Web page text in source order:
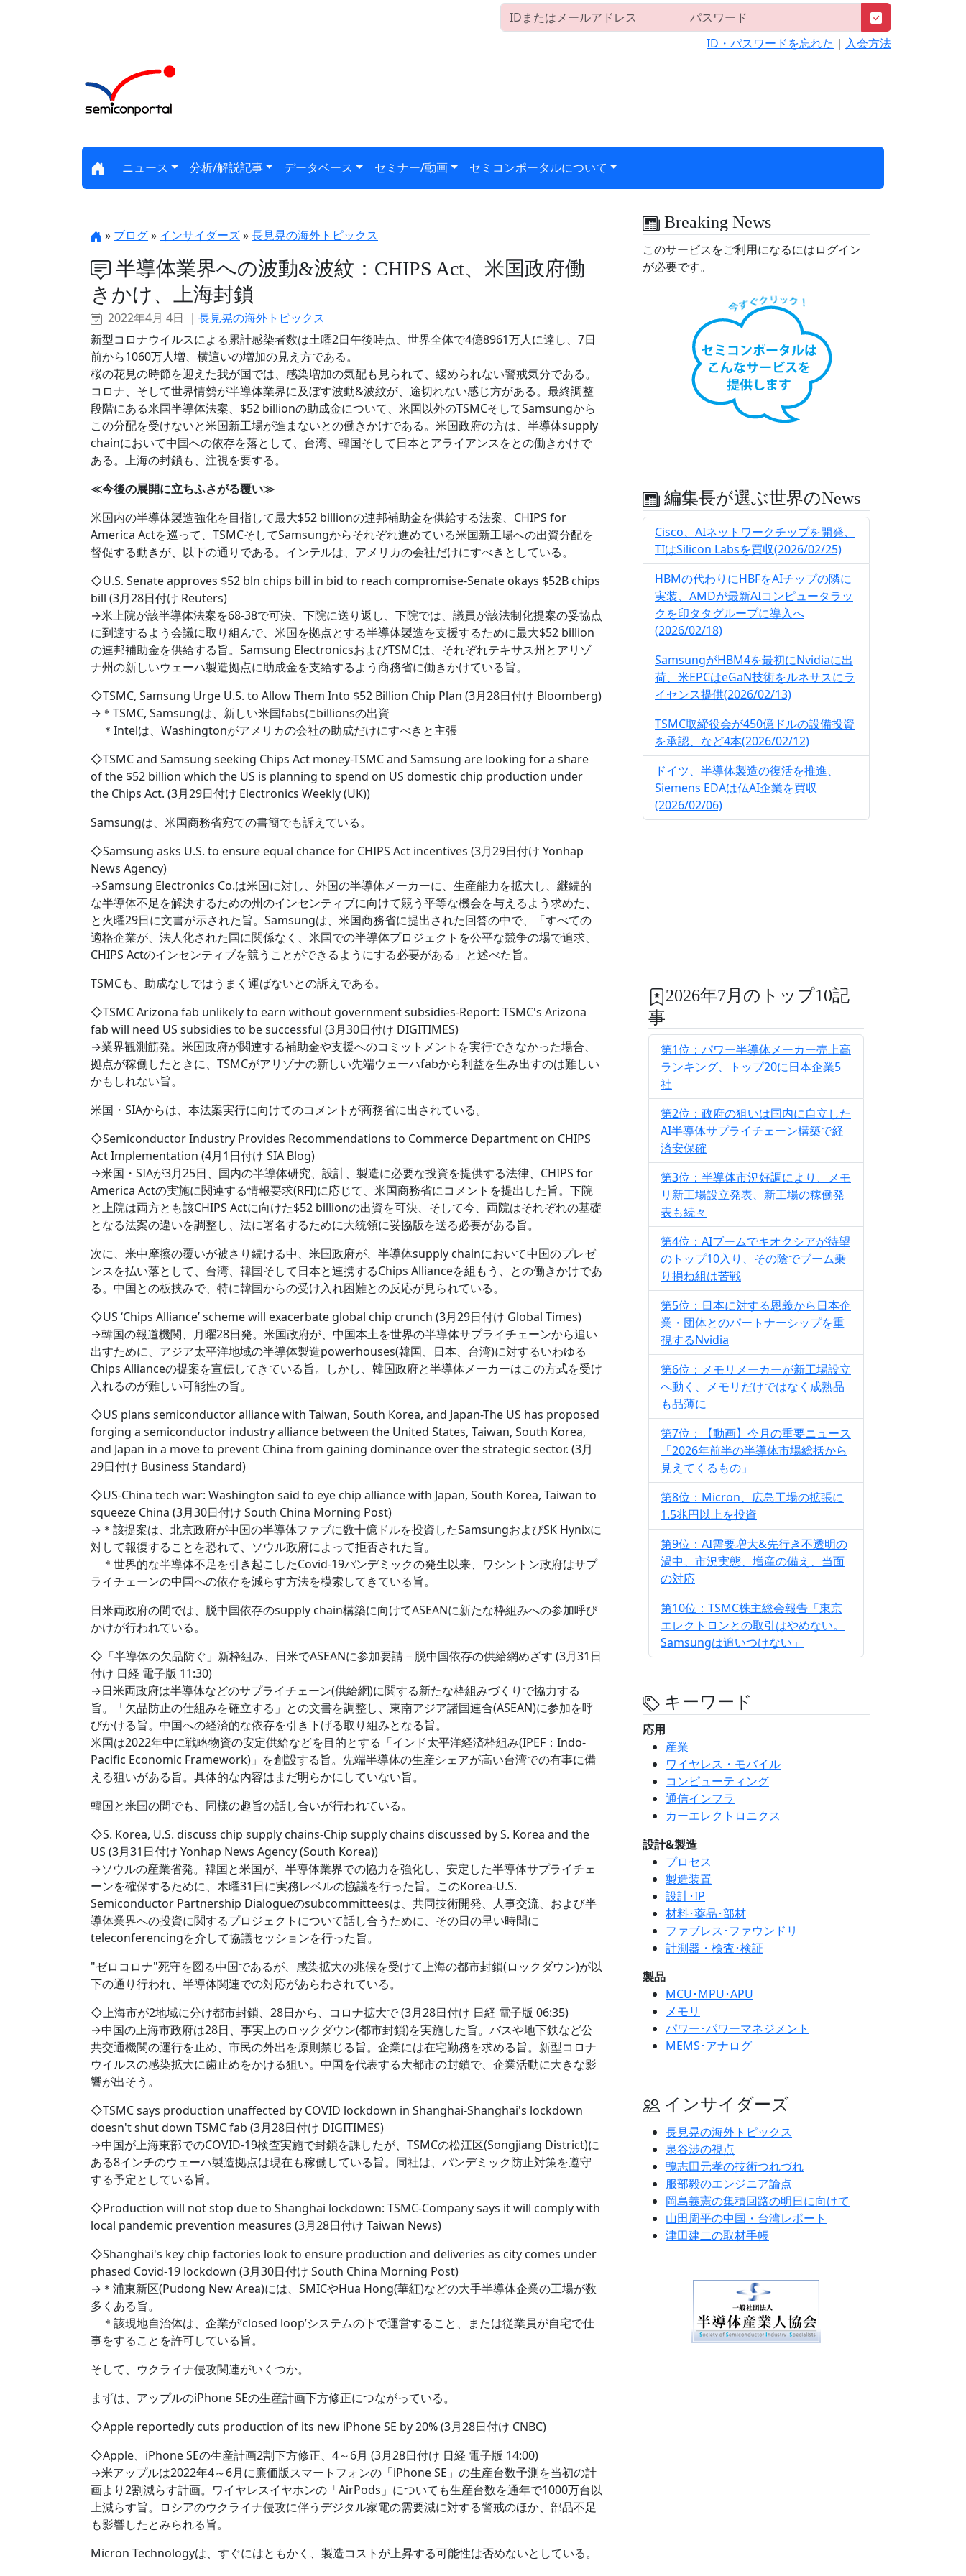
ID・パスワードを忘れた ｜ 入会方法
ニュース 分析/解説記事 データベース セミナー/動画 セミコンポータルについて
» ブログ» インサイダーズ»長見晃の海外トピックス
半導体業界への波動&波紋：CHIPS Act、米国政府働
きかけ、上海封鎖
2022年4月 4日 ｜ 長見晃の海外トピックス
新型コロナウイルスによる累計感染者数は土曜2日午後時点、世界全体で4億8961万人に達し、7日
前から1060万人増、横這いの増加の見え方である。
桜の花見の時節を迎えた我が国では、感染増加の気配も見られて、緩められない警戒気分である。
コロナ、そして世界情勢が半導体業界に及ぼす波動&波紋が、途切れない感じ方がある。最終調整
段階にある米国半導体法案、$52 billionの助成金について、米国以外のTSMCそしてSamsungから
この分配を受けないと米国新工場が進まないとの働きかけである。米国政府の方は、半導体supply
chainにおいて中国への依存を落として、台湾、韓国そして日本とアライアンスをとの働きかけで
ある。上海の封鎖も、注視を要する。
≪今後の展開に立ちふさがる覆い≫
米国内の半導体製造強化を目指して最大$52 billionの連邦補助金を供給する法案、CHIPS for
America Actを巡って、TSMCそしてSamsungからそれぞれ進めている米国新工場への出資分配を
督促する動きが、以下の通りである。インテルは、アメリカの会社だけにすべきとしている。
◇U.S. Senate approves $52 bln chips bill in bid to reach compromise-Senate okays $52B chips
bill (3月28日付け Reuters)
→米上院が該半導体法案を68-38で可決、下院に送り返し、下院では、議員が該法制化提案の妥協点
に到達するよう会議に取り組んで、米国を拠点とする半導体製造を支援するために最大$52 billion
の連邦補助金を供給する旨。Samsung ElectronicsおよびTSMCは、それぞれテキサス州とアリゾ
ナ州の新しいウェーハ製造拠点に助成金を支給するよう商務省に働きかけている旨。
◇TSMC, Samsung Urge U.S. to Allow Them Into $52 Billion Chip Plan (3月28日付け Bloomberg)
→＊TSMC, Samsungは、新しい米国fabsにbillionsの出資
＊Intelは、Washingtonがアメリカの会社の助成だけにすべきと主張
◇TSMC and Samsung seeking Chips Act money-TSMC and Samsung are looking for a share
of the $52 billion which the US is planning to spend on US domestic chip production under
the Chips Act. (3月29日付け Electronics Weekly (UK))
Samsungは、米国商務省宛ての書簡でも訴えている。
◇Samsung asks U.S. to ensure equal chance for CHIPS Act incentives (3月29日付け Yonhap
News Agency)
→Samsung Electronics Co.は米国に対し、外国の半導体メーカーに、生産能力を拡大し、継続的
な半導体不足を解決するための州のインセンティブに向けて競う平等な機会を与えるよう求めた、
と火曜29日に文書が示された旨。Samsungは、米国商務省に提出された回答の中で、「すべての
適格企業が、法人化された国に関係なく、米国での半導体プロジェクトを公平な競争の場で追求、
CHIPS Actのインセンティブを競うことができるようにする必要がある」と述べた旨。
TSMCも、助成なしではうまく運ばないとの訴えである。
◇TSMC Arizona fab unlikely to earn without government subsidies-Report: TSMC's Arizona
fab will need US subsidies to be successful (3月30日付け DIGITIMES)
→業界観測筋発。米国政府が関連する補助金や支援へのコミットメントを実行できなかった場合、
拠点が稼働したときに、TSMCがアリゾナの新しい先端ウェーハfabから利益を生み出すのは難しい
かもしれない旨。
米国・SIAからは、本法案実行に向けてのコメントが商務省に出されている。
◇Semiconductor Industry Provides Recommendations to Commerce Department on CHIPS
Act Implementation (4月1日付け SIA Blog)
→米国・SIAが3月25日、国内の半導体研究、設計、製造に必要な投資を提供する法律、CHIPS for
America Actの実施に関連する情報要求(RFI)に応じて、米国商務省にコメントを提出した旨。下院
と上院は両方とも該CHIPS Actに向けた$52 billionの出資を可決、そして今、両院はそれぞれの基礎
となる法案の違いを調整し、法に署名するために大統領に妥協版を送る必要がある旨。
次に、米中摩擦の覆いが被さり続ける中、米国政府が、半導体supply chainにおいて中国のプレゼ
ンスを払い落として、台湾、韓国そして日本と連携するChips Allianceを組もう、との働きかけであ
る。中国との板挟みで、特に韓国からの受け入れ困難との反応が見られている。
◇US ‘Chips Alliance’ scheme will exacerbate global chip crunch (3月29日付け Global Times)
→韓国の報道機関、月曜28日発。米国政府が、中国本土を世界の半導体サプライチェーンから追い
出すために、アジア太平洋地域の半導体製造powerhouses(韓国、日本、台湾)に対するいわゆる
Chips Allianceの提案を宣伝してきている旨。しかし、韓国政府と半導体メーカーはこの方式を受け
入れるのが難しい可能性の旨。
◇US plans semiconductor alliance with Taiwan, South Korea, and Japan-The US has proposed
forging a semiconductor industry alliance between the United States, Taiwan, South Korea,
and Japan in a move to prevent China from gaining dominance over the strategic sector. (3月
29日付け Business Standard)
◇US-China tech war: Washington said to eye chip alliance with Japan, South Korea, Taiwan to
squeeze China (3月30日付け South China Morning Post)
→＊該提案は、北京政府が中国の半導体ファブに数十億ドルを投資したSamsungおよびSK Hynixに
対して報復することを恐れて、ソウル政府によって拒否された旨。
＊世界的な半導体不足を引き起こしたCovid-19パンデミックの発生以来、ワシントン政府はサプ
ライチェーンの中国への依存を減らす方法を模索してきている旨。
日米両政府の間では、脱中国依存のsupply chain構築に向けてASEANに新たな枠組みへの参加呼び
かけが行われている。
◇「半導体の欠品防ぐ」新枠組み、日米でASEANに参加要請－脱中国依存の供給網めざす (3月31日
付け 日経 電子版 11:30)
→日米両政府は半導体などのサプライチェーン(供給網)に関する新たな枠組みづくりで協力する
旨。「欠品防止の仕組みを確立する」との文書を調整し、東南アジア諸国連合(ASEAN)に参加を呼
びかける旨。中国への経済的な依存を引き下げる取り組みとなる旨。
米国は2022年中に戦略物資の安定供給などを目的とする「インド太平洋経済枠組み(IPEF：Indo-
Pacific Economic Framework)」を創設する旨。先端半導体の生産シェアが高い台湾での有事に備
える狙いがある旨。具体的な内容はまだ明らかにしていない旨。
韓国と米国の間でも、同様の趣旨の話し合いが行われている。
◇S. Korea, U.S. discuss chip supply chains-Chip supply chains discussed by S. Korea and the
US (3月31日付け Yonhap News Agency (South Korea))
→ソウルの産業省発。韓国と米国が、半導体業界での協力を強化し、安定した半導体サプライチェ
ーンを確保するために、木曜31日に実務レベルの協議を行った旨。このKorea-U.S.
Semiconductor Partnership Dialogueのsubcommitteesは、共同技術開発、人事交流、および半
導体業界への投資に関するプロジェクトについて話し合うために、その日の早い時間に
teleconferencingを介して協議セッションを行った旨。
"ゼロコロナ"死守を図る中国であるが、感染拡大の兆候を受けて上海の都市封鎖(ロックダウン)が以
下の通り行われ、半導体関連での対応があらわされている。
◇上海市が2地域に分け都市封鎖、28日から、コロナ拡大で (3月28日付け 日経 電子版 06:35)
→中国の上海市政府は28日、事実上のロックダウン(都市封鎖)を実施した旨。バスや地下鉄など公
共交通機関の運行を止め、市民の外出を原則禁じる旨。企業には在宅勤務を求める旨。新型コロナ
ウイルスの感染拡大に歯止めをかける狙い。中国を代表する大都市の封鎖で、企業活動に大きな影
響が出そう。
◇TSMC says production unaffected by COVID lockdown in Shanghai-Shanghai's lockdown
doesn't shut down TSMC fab (3月28日付け DIGITIMES)
→中国が上海東部でのCOVID-19検査実施で封鎖を課したが、TSMCの松江区(Songjiang District)に
ある8インチのウェーハ製造拠点は現在も稼働している旨。同社は、パンデミック防止対策を遵守
する予定としている旨。
◇Production will not stop due to Shanghai lockdown: TSMC-Company says it will comply with
local pandemic prevention measures (3月28日付け Taiwan News)
◇Shanghai's key chip factories look to ensure production and deliveries as city comes under
phased Covid-19 lockdown (3月30日付け South China Morning Post)
→＊浦東新区(Pudong New Area)には、SMICやHua Hong(華紅)などの大手半導体企業の工場が数
多くある旨。
＊該現地自治体は、企業が‘closed loop’システムの下で運営すること、または従業員が自宅で仕
事をすることを許可している旨。
そして、ウクライナ侵攻関連がいくつか。
まずは、アップルのiPhone SEの生産計画下方修正につながっている。
◇Apple reportedly cuts production of its new iPhone SE by 20% (3月28日付け CNBC)
◇Apple、iPhone SEの生産計画2割下方修正、4～6月 (3月28日付け 日経 電子版 14:00)
→米アップルは2022年4～6月に廉価版スマートフォンの「iPhone SE」の生産台数予測を当初の計
画より2割減らす計画。ワイヤレスイヤホンの「AirPods」についても生産台数を通年で1000万台以
上減らす旨。ロシアのウクライナ侵攻に伴うデジタル家電の需要減に対する警戒のほか、部品不足
も影響したとみられる旨。
Micron Technologyは、すぐにはともかく、製造コストが上昇する可能性は否めないとしている。
Breaking News
このサービスをご利用になるにはログイン
が必要です。
編集長が選ぶ世界のNews
Cisco、AIネットワークチップを開発、
TIはSilicon Labsを買収(2026/02/25)
HBMの代わりにHBFをAIチップの隣に
実装、AMDが最新AIコンピュータラッ
クを印タタグループに導入へ
(2026/02/18)
SamsungがHBM4を最初にNvidiaに出
荷、米EPCはeGaN技術をルネサスにラ
イセンス提供(2026/02/13)
TSMC取締役会が450億ドルの設備投資
を承認、など4本(2026/02/12)
ドイツ、半導体製造の復活を推進、
Siemens EDAは仏AI企業を買収
(2026/02/06)
2026年7月のトップ10記
事
第1位：パワー半導体メーカー売上高
ランキング、トップ20に日本企業5
社
第2位：政府の狙いは国内に自立した
AI半導体サプライチェーン構築で経
済安保確
第3位：半導体市況好調により、メモ
リ新工場設立発表、新工場の稼働発
表も続々
第4位：AIブームでキオクシアが待望
のトップ10入り、その陰でブーム乗
り損ね組は苦戦
第5位：日本に対する恩義から日本企
業・団体とのパートナーシップを重
視するNvidia
第6位：メモリメーカーが新工場設立
へ動く、メモリだけではなく成熟品
も品薄に
第7位：【動画】今月の重要ニュース
「2026年前半の半導体市場総括から
見えてくるもの」
第8位：Micron、広島工場の拡張に
1.5兆円以上を投資
第9位：AI需要増大&先行き不透明の
渦中、市況実態、増産の備え、当面
の対応
第10位：TSMC株主総会報告「東京
エレクトロンとの取引はやめない。
Samsungは追いつけない」
キーワード
応用
産業
ワイヤレス・モバイル
コンピューティング
通信インフラ
カーエレクトロニクス
設計&製造
プロセス
製造装置
設計･IP
材料･薬品･部材
ファブレス･ファウンドリ
計測器・検査･検証
製品
MCU･MPU･APU
メモリ
パワー･パワーマネジメント
MEMS･アナログ
インサイダーズ
長見晃の海外トピックス
泉谷渉の視点
鴨志田元孝の技術つれづれ
服部毅のエンジニア論点
岡島義憲の集積回路の明日に向けて
山田周平の中国・台湾レポート
津田建二の取材手帳